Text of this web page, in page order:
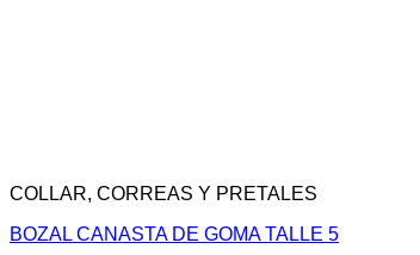
COLLAR, CORREAS Y PRETALES
BOZAL CANASTA DE GOMA TALLE 5